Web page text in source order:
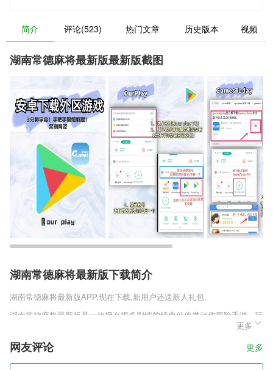
简介 评论(523) 热门文章 历史版本 视频
湖南常德麻将最新版最新版截图
湖南常德麻将最新版下载简介
湖南常德麻将最新版APP,现在下载,新用户还送新人礼包.
湖南常德麻将最新版是一款拥有很多剧情的经典仙侠类动作冒险手游，玩
家通过剧情也是可以获取大量的资源，而且这些剧情都非常好看，很多玩
家都想看更多的剧情，但是这些剧情是需要玩家通过主线任务的NPC来
触发的，是要是玩家要通过任务才能观看剧情，但不是每个任务都可以触
发剧情。
更多
网友评论 更多